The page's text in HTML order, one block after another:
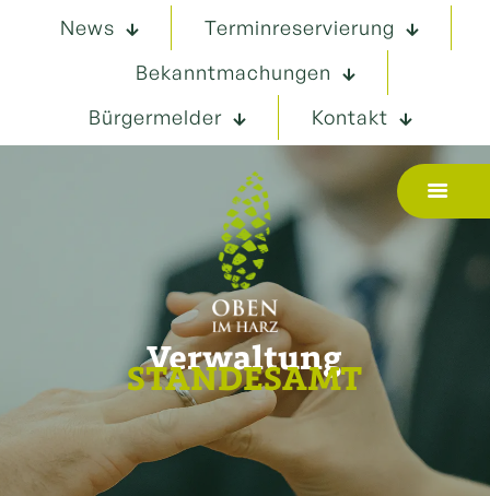
News
Terminreservierung
Bekanntmachungen
Bürgermelder
Kontakt
Verwaltung
STANDESAMT